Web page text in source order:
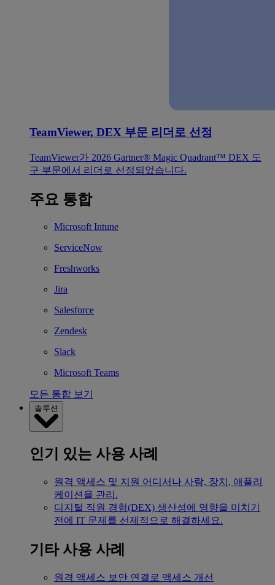
TeamViewer, DEX 부문 리더로 선정
TeamViewer가 2026 Gartner® Magic Quadrant™ DEX 도
구 부문에서 리더로 선정되었습니다.
주요 통합
Microsoft Intune
ServiceNow
Freshworks
Jira
Salesforce
Zendesk
Slack
Microsoft Teams
모든 통합 보기
솔루션
인기 있는 사용 사례
원격 액세스 및 지원 어디서나 사람, 장치, 애플리
케이션을 관리.
디지털 직원 경험(DEX) 생산성에 영향을 미치기
전에 IT 문제를 선제적으로 해결하세요.
기타 사용 사례
원격 액세스 보안 연결로 액세스 개선